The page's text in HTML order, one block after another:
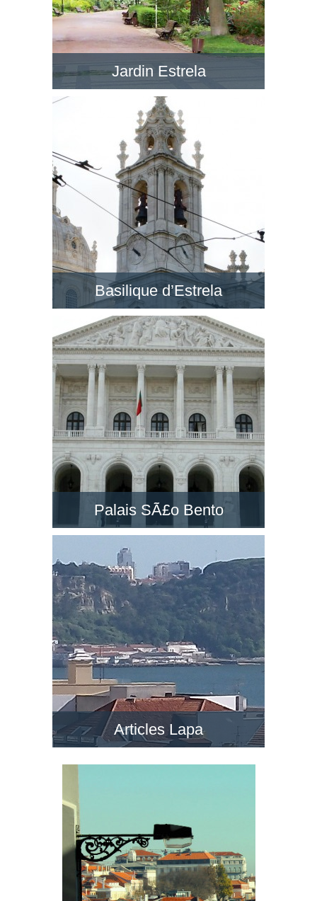
Jardin Estrela
Le Jardim da Estrela en face de la BasÃ­lica da
Estrela est un jardin romantique avec de petits
lacs, dans un style anglais. Visitez ce jardin !
Basilique d’Estrela
Au quartier de Lapa, la Basilique d’Estrela est
un des grands monuments à Lisbonne. Visitez-
la et découvrez le paysage dans son belvédère
!
Palais SÃ£o Bento
Le PalÃ¡cio de SÃ£o Bento est un majestueux
palais néo-classique situé à Lisbonne.
Découvrez le siège du Parlement du Portugal !
Articles Lapa